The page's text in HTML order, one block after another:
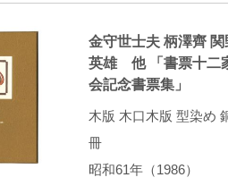
金守世士夫 柄澤齊
英雄 他 「書票十二
会記念書票集」
木版 木口木版 型染
冊
昭和61年（1986）